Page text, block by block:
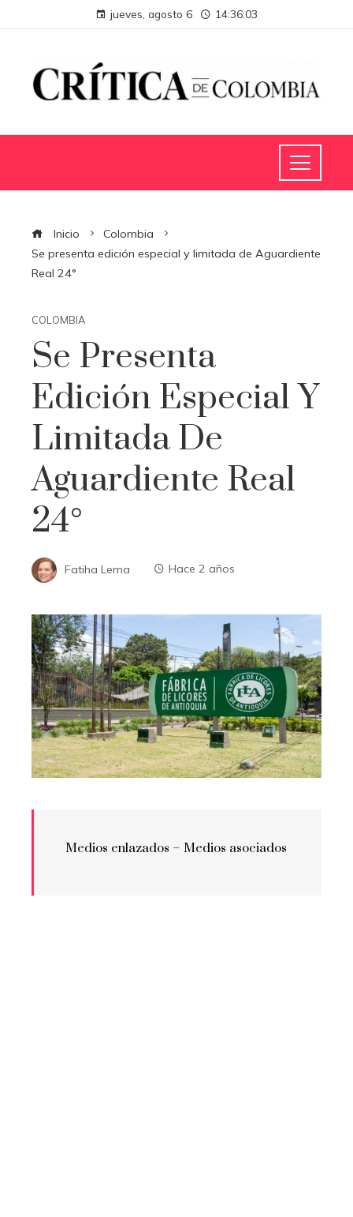
jueves, agosto 6 14:36:04
Inicio
Colombia
Se presenta edición especial y limitada de Aguardiente
Real 24°
COLOMBIA
Se Presenta
Edición Especial Y
Limitada De
Aguardiente Real
24°
Fatiha Lema Hace 2 años
Medios enlazados – Medios asociados